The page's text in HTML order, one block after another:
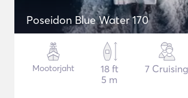
Poseidon Blue Water 170
Mootorjaht
18 ft
5 m
7 Cruising